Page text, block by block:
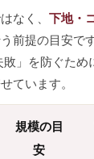
なく、下地・
前提の目安です
敗」を防ぐため
ています。
規模の目
安